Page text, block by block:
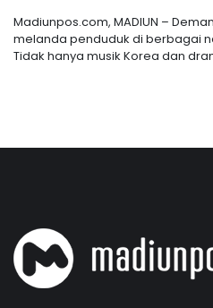
Madiunpos.com, MADIUN –
melanda penduduk di berbagai
Tidak hanya musik Korea dan